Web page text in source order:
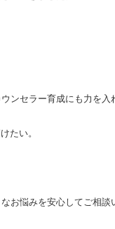
ンセラー育成にも力を入
たい。
悩みを安心してご相談